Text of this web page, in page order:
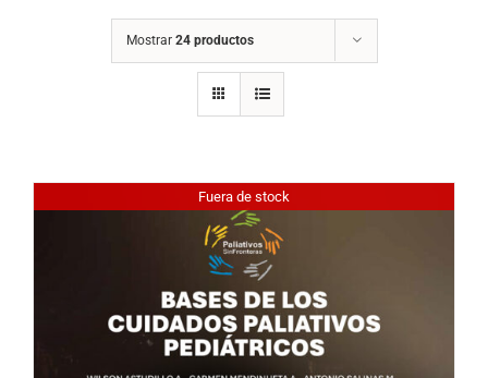
Mostrar 24 productos
Fuera de stock